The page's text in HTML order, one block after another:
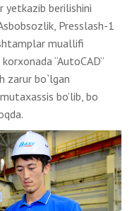
berilishini
Presslash-1
muallifi
“AutoCAD”
zarur bo`lgan
bo’lib, bo